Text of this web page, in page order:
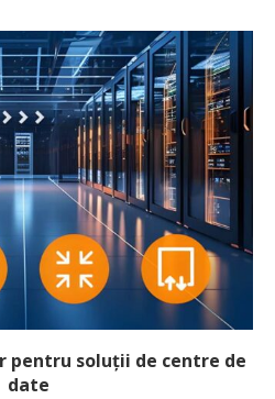
pentru soluții de centre de
date